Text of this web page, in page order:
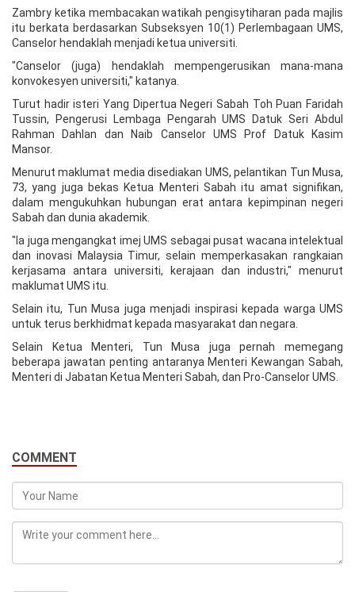
Zambry ketika membacakan watikah pengisytiharan pada majlis
itu berkata berdasarkan Subseksyen 10(1) Perlembagaan UMS,
Canselor hendaklah menjadi ketua universiti.
"Canselor (juga) hendaklah mempengerusikan mana-mana
konvokesyen universiti," katanya.
Turut hadir isteri Yang Dipertua Negeri Sabah Toh Puan Faridah
Tussin, Pengerusi Lembaga Pengarah UMS Datuk Seri Abdul
Rahman Dahlan dan Naib Canselor UMS Prof Datuk Kasim
Mansor.
Menurut maklumat media disediakan UMS, pelantikan Tun Musa,
73, yang juga bekas Ketua Menteri Sabah itu amat signifikan,
dalam mengukuhkan hubungan erat antara kepimpinan negeri
Sabah dan dunia akademik.
"Ia juga mengangkat imej UMS sebagai pusat wacana intelektual
dan inovasi Malaysia Timur, selain memperkasakan rangkaian
kerjasama antara universiti, kerajaan dan industri," menurut
maklumat UMS itu.
Selain itu, Tun Musa juga menjadi inspirasi kepada warga UMS
untuk terus berkhidmat kepada masyarakat dan negara.
Selain Ketua Menteri, Tun Musa juga pernah memegang
beberapa jawatan penting antaranya Menteri Kewangan Sabah,
Menteri di Jabatan Ketua Menteri Sabah, dan Pro-Canselor UMS.
COMMENT